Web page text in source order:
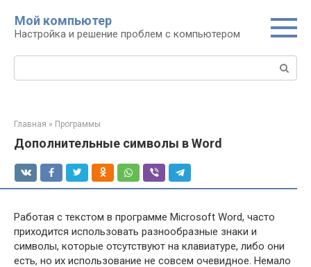
контенту
Мой компьютер
Настройка и решение проблем с компьютером
Поиск:
Главная » Программы
Дополнительные символы в Word
Работая с текстом в программе Microsoft Word, часто
приходится использовать разнообразные знаки и
символы, которые отсутствуют на клавиатуре, либо они
есть, но их использование не совсем очевидное. Немало